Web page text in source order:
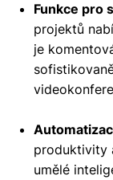
Funkce pro
projektů
je
produktivity
umělé